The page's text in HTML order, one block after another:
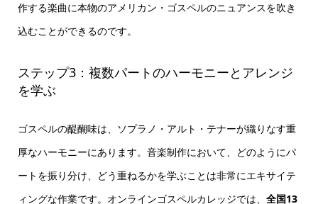
作する楽曲に本物のアメリカン・ゴスペルのニュアンスを吹き
込むことができるのです。
ステップ3：複数パートのハーモニーとアレンジ
を学ぶ
ゴスペルの醍醐味は、ソプラノ・アルト・テナーが織りなす重
厚なハーモニーにあります。音楽制作において、どのようにパ
ートを振り分け、どう重ねるかを学ぶことは非常にエキサイテ
ィングな作業です。オンラインゴスペルカレッジでは、 全国13